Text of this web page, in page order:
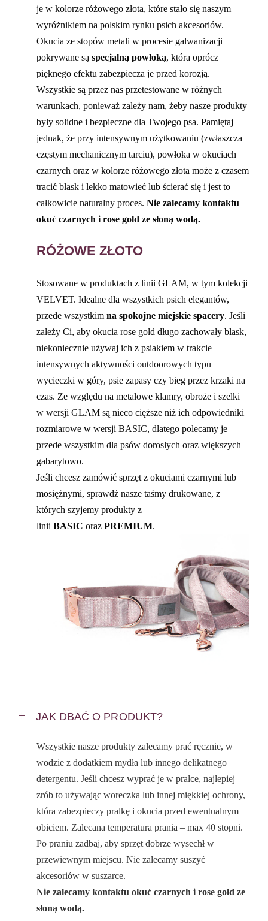
je w kolorze różowego złota, które stało się naszym
wyróżnikiem na polskim rynku psich akcesoriów.
Okucia ze stopów metali w procesie galwanizacji
pokrywane są specjalną powłoką, która oprócz
pięknego efektu zabezpiecza je przed korozją.
Wszystkie są przez nas przetestowane w różnych
warunkach, ponieważ zależy nam, żeby nasze produkty
były solidne i bezpieczne dla Twojego psa. Pamiętaj
jednak, że przy intensywnym użytkowaniu (zwłaszcza
częstym mechanicznym tarciu), powłoka w okuciach
czarnych oraz w kolorze różowego złota może z czasem
tracić blask i lekko matowieć lub ścierać się i jest to
całkowicie naturalny proces.Nie zalecamy kontaktu
okuć czarnych i rose gold ze słoną wodą.
RÓŻOWE ZŁOTO
Stosowane w produktach z linii GLAM, w tym kolekcji
VELVET. Idealne dla wszystkich psich elegantów,
przede wszystkimna spokojne miejskie spacery. Jeśli
zależy Ci, aby okucia rose gold długo zachowały blask,
niekoniecznie używaj ich z psiakiem w trakcie
intensywnych aktywności outdoorowych typu
wycieczki w góry, psie zapasy czy bieg przez krzaki na
czas. Ze względu na metalowe klamry, obroże i szelki
w wersji GLAM są nieco cięższe niż ich odpowiedniki
rozmiarowe w wersji BASIC, dlatego polecamy je
przede wszystkim dla psów dorosłych oraz większych
gabarytowo.
Jeśli chcesz zamówić sprzęt z okuciami czarnymi lub
mosiężnymi, sprawdź nasze taśmy drukowane, z
których szyjemy produkty z
liniiBASIC orazPREMIUM.
JAK DBAĆ O PRODUKT?
Wszystkie nasze produkty zalecamy prać ręcznie, w
wodzie z dodatkiem mydła lub innego delikatnego
detergentu. Jeśli chcesz wyprać je w pralce, najlepiej
zrób to używając woreczka lub innej miękkiej ochrony,
która zabezpieczy pralkę i okucia przed ewentualnym
obiciem. Zalecana temperatura prania – max 40 stopni.
Po praniu zadbaj, aby sprzęt dobrze wysechł w
przewiewnym miejscu. Nie zalecamy suszyć
akcesoriów w suszarce.
Nie zalecamy kontaktu okuć czarnych i rose gold ze
słoną wodą.